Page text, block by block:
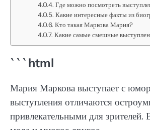
Где можно посмотреть
Какие интересные факты из
Кто такая Маркова Мария?
Какие самые смешные
```html
Мария Маркова выступает с
выступления отличаются
привлекательными для